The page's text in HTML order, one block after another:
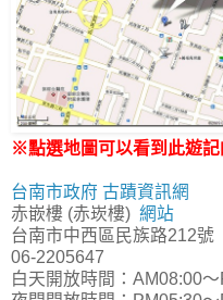
※點選地圖可以看到此遊
台南市政府 古蹟資訊網
赤嵌樓 (赤崁樓) 網站
台南市中西區民族路212號
06-2205647
白天開放時間：AM08:00